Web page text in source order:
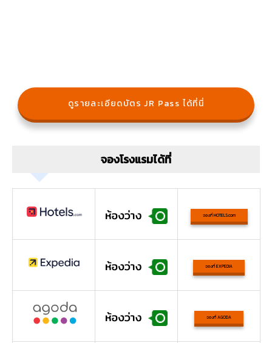
ดูรายละเอียดบัตร JR Pass ได้ที่นี่
จองโรงแรมได้ที่
จองที่ HOTELS.com
จองที่ EXPEDIA
จองที่ AGODA